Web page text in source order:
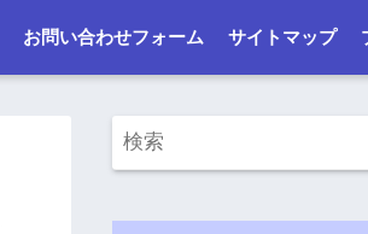
お問い合わせフォーム サイトマップ